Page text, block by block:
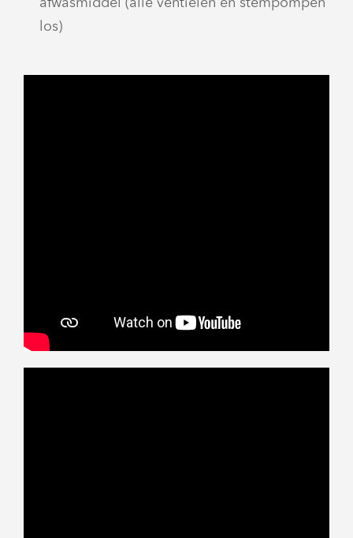
afwasmiddel (alle ventielen en stempompen
los)